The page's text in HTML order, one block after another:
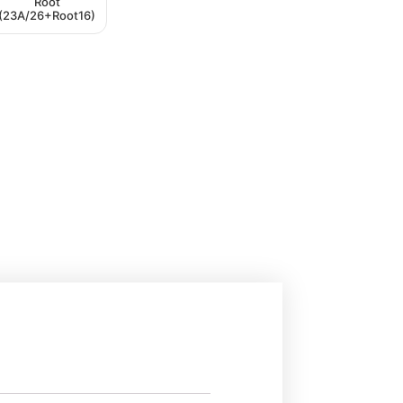
(23A/26+Root16)